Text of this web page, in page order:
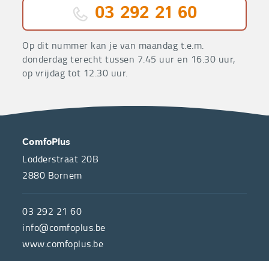
03 292 21 60
Op dit nummer kan je van maandag t.e.m.
donderdag terecht tussen 7.45 uur en 16.30 uur,
op vrijdag tot 12.30 uur.
OVER
ONS
de
hulpmiddelenwinkel
van
CONTACT
ComfoPlus
Lodderstraat 20B
2880 Bornem
03 292 21 60
info@comfoplus.be
www.comfoplus.be